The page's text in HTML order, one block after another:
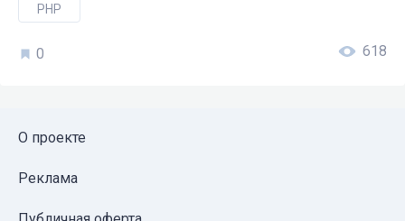
PHP
0 618
О проекте
Реклама